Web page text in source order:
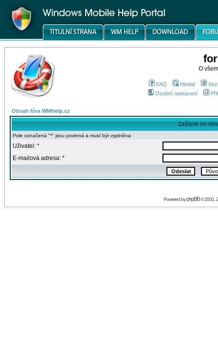
O
FAQ Hledat
Osobní nastavení
Obsah fóra WMHelp.cz
Zašlete mi
Pole označená "*" jsou povinná a musí být vyplněna
Uživatel: *
E-mailová adresa: *
Powered byphpBB© 2001,